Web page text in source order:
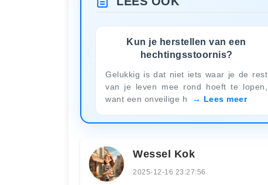
Kun je herstellen van een
hechtingsstoornis?
Gelukkig is dat niet iets waar je de rest
van je leven mee rond hoeft te lopen,
want een onveilige h
Lees meer
Wessel Kok
2025-12-16 23:27:56